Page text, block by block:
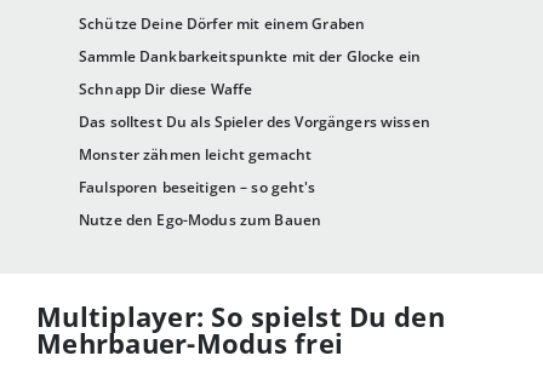
Schütze Deine Dörfer mit einem Graben
Sammle Dankbarkeitspunkte mit der Glocke ein
Schnapp Dir diese Waffe
Das solltest Du als Spieler des Vorgängers wissen
Monster zähmen leicht gemacht
Faulsporen beseitigen – so geht's
Nutze den Ego-Modus zum Bauen
Multiplayer: So spielst Du den
Mehrbauer-Modus frei